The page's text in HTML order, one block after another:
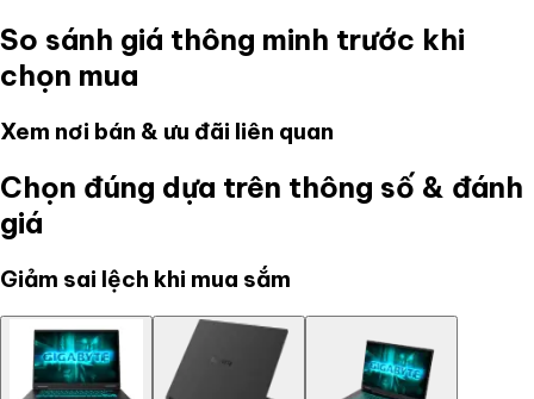
So sánh giá thông minh trước khi
chọn mua
Xem nơi bán & ưu đãi liên quan
Chọn đúng dựa trên thông số & đánh
giá
Giảm sai lệch khi mua sắm